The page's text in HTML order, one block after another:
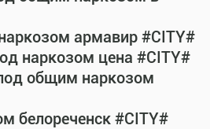
армавир #CITY#
наркозом цена #CITY#
общим наркозом
белореченск #CITY#